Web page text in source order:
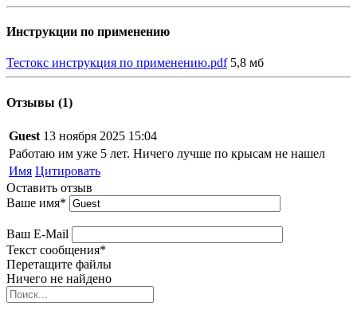
Инструкции по применению
Тестокс инструкция по применению.pdf 5,8 мб
Отзывы (1)
Guest 13 ноября 2025 15:04
Работаю им уже 5 лет. Ничего лучше по крысам не нашел
Имя Цитировать
Оставить отзыв
Ваше имя*
Ваш E-Mail
Текст сообщения*
Перетащите файлы
Ничего не найдено